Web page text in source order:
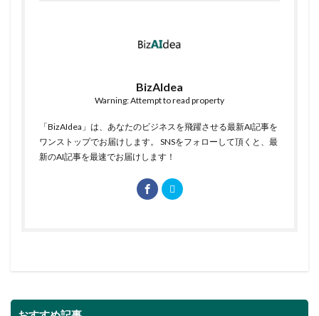
BizAIdea
Warning: Attempt to read property
「BizAIdea」は、あなたのビジネスを飛躍させる最新AI記事を
ワンストップでお届けします。 SNSをフォローして頂くと、最
新のAI記事を最速でお届けします！